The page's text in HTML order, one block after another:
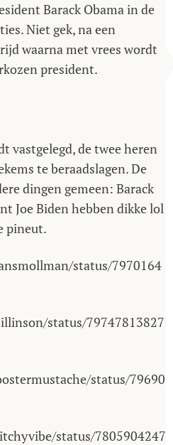
Barack Obama in de
Niet gek, na een
waarna met vrees wordt
president.
vastgelegd, de twee heren
te beraadslagen. De
dingen gemeen: Barack
Joe Biden hebben dikke lol
pineut.
status/7970164
status/79747813827
status/79690
status/7805904247